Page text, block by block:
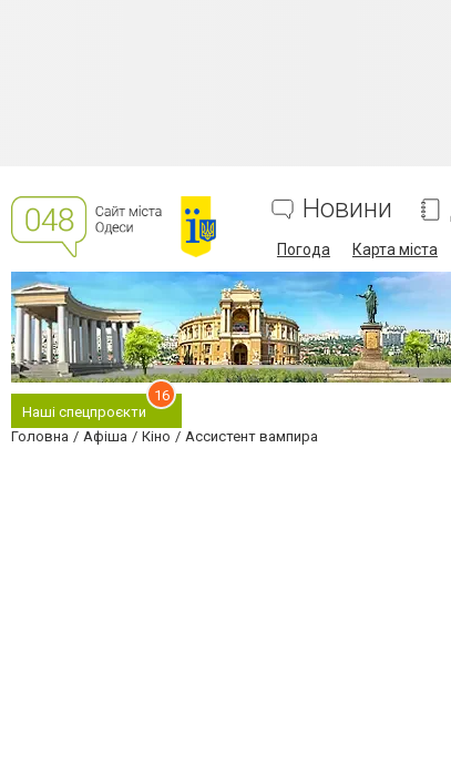
Новини
Погода Карта міста
Наші спецпроєкти
16
Головна Афіша Кіно Ассистент вампира